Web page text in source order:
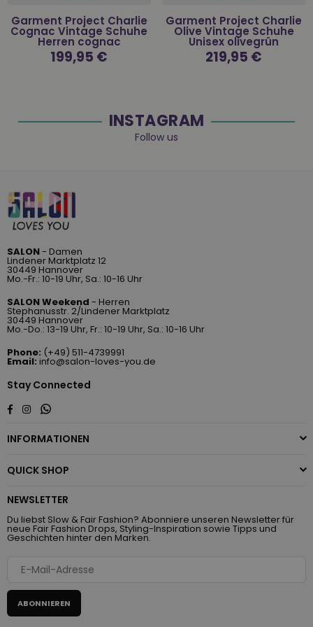
Garment Project Charlie
Cognac Vintage Schuhe
Herren cognac
Normaler
Preis
199,95 €
Garment Project Charlie
Olive Vintage Schuhe
Unisex olivegrün
Normaler
Preis
219,95 €
INSTAGRAM
Follow us
SALON- Damen
Lindener Marktplatz 12
30449 Hannover
Mo.-Fr.: 10-19 Uhr, Sa.: 10-16 Uhr
SALON Weekend - Herren
Stephanusstr. 2/Lindener Marktplatz
30449 Hannover
Mo.-Do.: 13-19 Uhr, Fr.: 10-19 Uhr, Sa.: 10-16 Uhr
Phone: (+49) 511-4739991
Email: info@salon-loves-you.de
Stay Connected
Facebook
InstagramWhatsapp
INFORMATIONEN
QUICK SHOP
NEWSLETTER
Du liebst Slow & Fair Fashion? Abonniere unseren Newsletter für
neue Fair Fashion Drops, Styling-Inspiration sowie Tipps und
Geschichten hinter den Marken.
ABONNIEREN